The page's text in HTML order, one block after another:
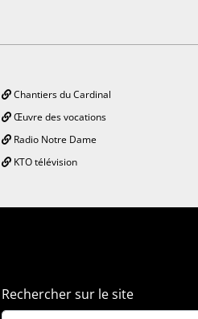
Chantiers du Cardinal
Œuvre des vocations
Radio Notre Dame
KTO télévision
Rechercher sur le site